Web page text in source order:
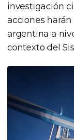
investigación
acciones
argentina a
contexto del